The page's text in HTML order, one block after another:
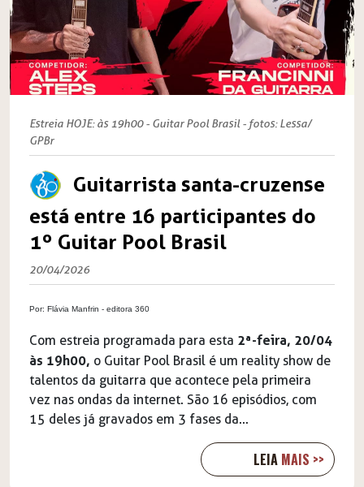
Estreia HOJE: às 19h00 - Guitar Pool Brasil - fotos: Lessa/
GPBr
Guitarrista santa-cruzense
está entre 16 participantes do
1º Guitar Pool Brasil
20/04/2026
Por: Flávia Manfrin - editora 360
Com estreia programada para esta 2ª-feira, 20/04
às 19h00, o Guitar Pool Brasil é um reality show de
talentos da guitarra que acontece pela primeira
vez nas ondas da internet. São 16 episódios, com
15 deles já gravados em 3 fases da...
LEIA MAIS >>